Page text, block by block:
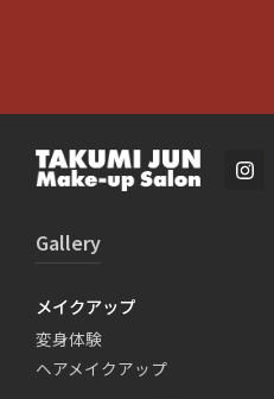
Gallery
メイクアップ
変身体験
ヘアメイクアップ